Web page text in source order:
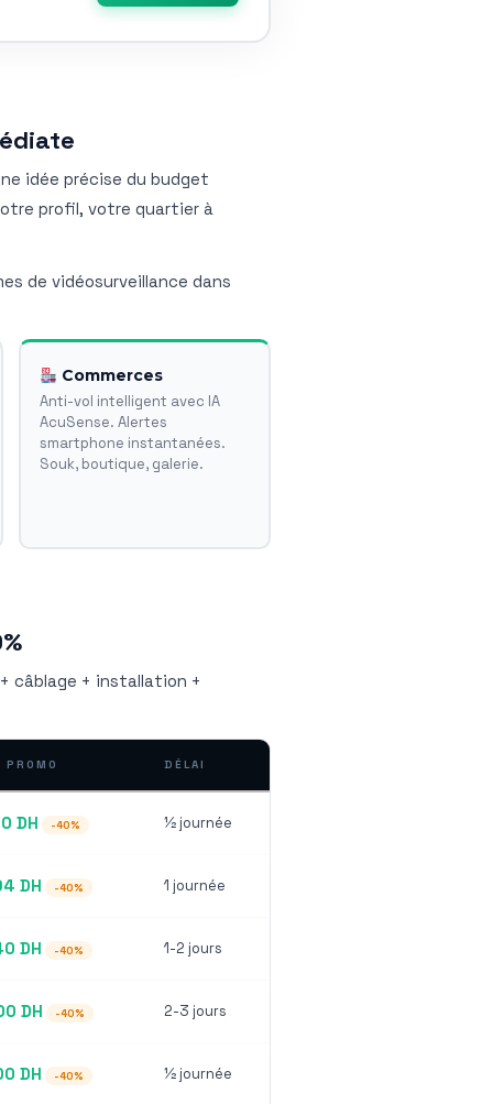
idée précise du budget
profil, votre quartier à
de vidéosurveillance dans
Commerces
Anti-vol intelligent avec IA
AcuSense. Alertes
smartphone instantanées.
Souk, boutique, galerie.
câblage + installation +
PROMO DÉLAI
DH -40% ½ journée
DH -40% 1 journée
DH -40% 1-2 jours
DH -40% 2-3 jours
DH -40% ½ journée